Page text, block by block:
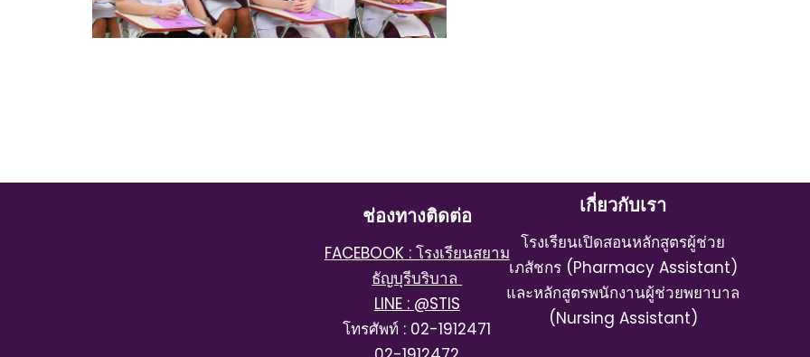
ช่องทางติดต่อ
FACEBOOK : โรงเรียนสยาม
ธัญบุรีบริบาล
LINE : @STIS
โทรศัพท์ : 02-1912471
เกี่ยวกับเรา
โรงเรียนเปิดสอนหลักสูตรผู้ช่วย
เภสัชกร (Pharmacy Assistant)
และหลักสูตรพนักงานผู้ช่วยพยาบาล
(Nursing Assistant)